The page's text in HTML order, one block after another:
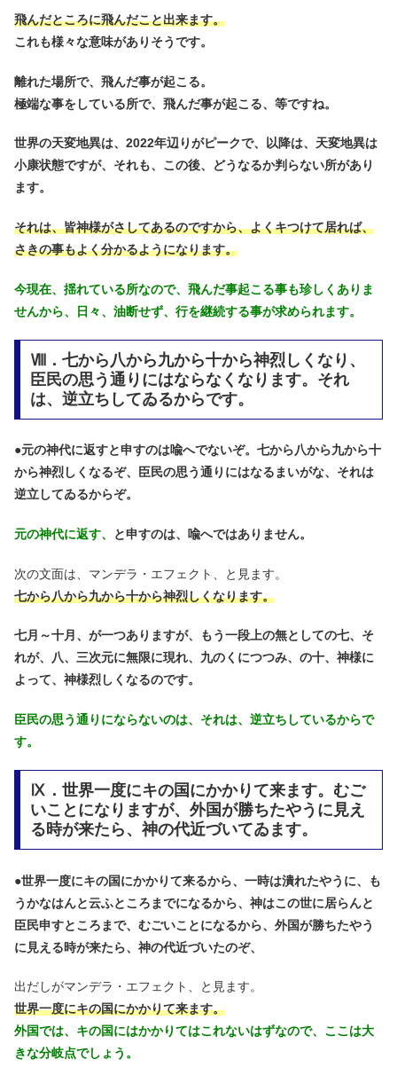
飛んだところに飛んだこと出来ます。
これも様々な意味がありそうです。
離れた場所で、飛んだ事が起こる。
極端な事をしている所で、飛んだ事が起こる、等ですね。
世界の天変地異は、2022年辺りがピークで、以降は、天変地異は
小康状態ですが、それも、この後、どうなるか判らない所があり
ます。
それは、皆神様がさしてあるのですから、よくキつけて居れば、
さきの事もよく分かるようになります。
今現在、揺れている所なので、飛んだ事起こる事も珍しくありま
せんから、日々、油断せず、行を継続する事が求められます。
Ⅷ．七から八から九から十から神烈しくなり、
臣民の思う通りにはならなくなります。それ
は、逆立ちしてゐるからです。
●元の神代に返すと申すのは喩へでないぞ。七から八から九から十
から神烈しくなるぞ、臣民の思う通りにはなるまいがな、それは
逆立してゐるからぞ。
元の神代に返す、 と申すのは、喩へではありません。
次の文面は、マンデラ・エフェクト、と見ます。
七から八から九から十から神烈しくなります。
七月～十月、が一つありますが、もう一段上の無としての七、そ
れが、八、三次元に無限に現れ、九のくにつつみ、の十、神様に
よって、神様烈しくなるのです。
臣民の思う通りにならないのは、それは、逆立ちしているからで
す。
Ⅸ．世界一度にキの国にかかりて来ます。むご
いことになりますが、外国が勝ちたやうに見え
る時が来たら、神の代近づいてゐます。
●世界一度にキの国にかかりて来るから、一時は潰れたやうに、も
うかなはんと云ふところまでになるから、神はこの世に居らんと
臣民申すところまで、むごいことになるから、外国が勝ちたやう
に見える時が来たら、神の代近づいたのぞ、
出だしがマンデラ・エフェクト、と見ます。
世界一度にキの国にかかりて来ます。
外国では、キの国にはかかりてはこれないはずなので、ここは大
きな分岐点でしょう。